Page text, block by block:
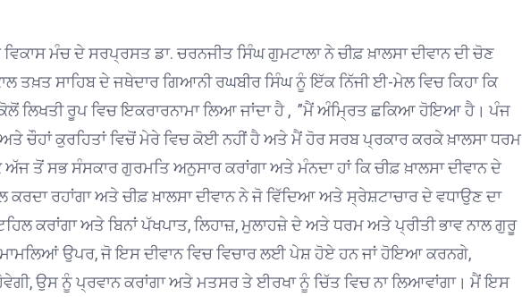
ਮੰਚ ਦੇ ਸਰਪ੍ਰਸਤ ਡਾ. ਚਰਨਜੀਤ ਸਿੰਘ ਗੁਮਟਾਲਾ ਨੇ ਚੀਫ਼ ਖ਼ਾਲਸਾ ਦੀਵਾਨ ਦੀ ਚੋਣ
ਤਖ਼ਤ ਸਾਹਿਬ ਦੇ ਜਥੇਦਾਰ ਗਿਆਨੀ ਰਘਬੀਰ ਸਿੰਘ ਨੂੰ ਇੱਕ ਨਿੱਜੀ ਈ-ਮੇਲ ਵਿਚ ਕਿਹਾ ਕਿ
ਲਿਖਤੀ ਰੂਪ ਵਿਚ ਇਕਰਾਰਨਾਮਾ ਲਿਆ ਜਾਂਦਾ ਹੈ , ”ਮੈਂ ਅੰਮ੍ਰਿਤ ਛਕਿਆ ਹੋਇਆ ਹੈ। ਪੰਜ
ਅਤੇ ਚੌਹਾਂ ਕੁਰਹਿਤਾਂ ਵਿਚੋਂ ਮੇਰੇ ਵਿਚ ਕੋਈ ਨਹੀਂ ਹੈ ਅਤੇ ਮੈਂ ਹੋਰ ਸਰਬ ਪ੍ਰਕਾਰ ਕਰਕੇ ਖ਼ਾਲਸਾ ਧਰਮ
ਤੋਂ ਸਭ ਸੰਸਕਾਰ ਗੁਰਮਤਿ ਅਨੁਸਾਰ ਕਰਾਂਗਾ ਅਤੇ ਮੰਨਦਾ ਹਾਂ ਕਿ ਚੀਫ਼ ਖ਼ਾਲਸਾ ਦੀਵਾਨ ਦੇ
ਰਹਾਂਗਾ ਅਤੇ ਚੀਫ਼ ਖ਼ਾਲਸਾ ਦੀਵਾਨ ਨੇ ਜੋ ਵਿੱਦਿਆ ਅਤੇ ਸ੍ਰੇਸ਼ਟਾਚਾਰ ਦੇ ਵਧਾਉਣ ਦਾ
ਅਤੇ ਬਿਨਾਂ ਪੱਖਪਾਤ, ਲਿਹਾਜ਼, ਮੁਲਾਹਜ਼ੇ ਦੇ ਅਤੇ ਧਰਮ ਅਤੇ ਪ੍ਰੀਤੀ ਭਾਵ ਨਾਲ ਗੁਰੂ
ਉਪਰ, ਜੋ ਇਸ ਦੀਵਾਨ ਵਿਚ ਵਿਚਾਰ ਲਈ ਪੇਸ਼ ਹੋਏ ਹਨ ਜਾਂ ਹੋਇਆ ਕਰਨਗੇ,
ਉਸ ਨੂੰ ਪ੍ਰਵਾਨ ਕਰਾਂਗਾ ਅਤੇ ਮਤਸਰ ਤੇ ਈਰਖਾ ਨੂੰ ਚਿੱਤ ਵਿਚ ਨਾ ਲਿਆਵਾਂਗਾ। ਮੈਂ ਇਸ